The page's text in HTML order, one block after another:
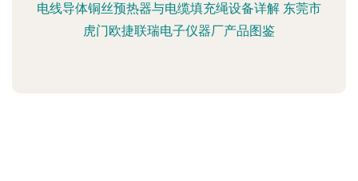
电线导体铜丝预热器与电缆填充绳设备详解 东莞市
虎门欧捷联瑞电子仪器厂产品图鉴